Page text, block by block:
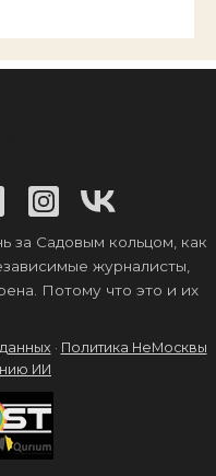
Садовым кольцом, как
журналисты,
Потому что это и их
· Политика НеМосквы
ИИ